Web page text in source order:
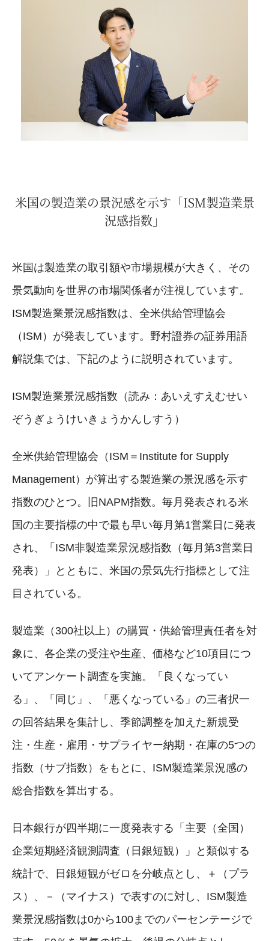
米国の製造業の景況感を示す「ISM製造業景
況感指数」
米国は製造業の取引額や市場規模が大きく、その
景気動向を世界の市場関係者が注視しています。
ISM製造業景況感指数は、全米供給管理協会
（ISM）が発表しています。野村證券の証券用語
解説集では、下記のように説明されています。
ISM製造業景況感指数（読み：あいえすえむせい
ぞうぎょうけいきょうかんしすう）
全米供給管理協会（ISM＝Institute for Supply
Management）が算出する製造業の景況感を示す
指数のひとつ。旧NAPM指数。毎月発表される米
国の主要指標の中で最も早い毎月第1営業日に発表
され、「ISM非製造業景況感指数（毎月第3営業日
発表）」とともに、米国の景気先行指標として注
目されている。
製造業（300社以上）の購買・供給管理責任者を対
象に、各企業の受注や生産、価格など10項目につ
いてアンケート調査を実施。「良くなってい
る」、「同じ」、「悪くなっている」の三者択一
の回答結果を集計し、季節調整を加えた新規受
注・生産・雇用・サプライヤー納期・在庫の5つの
指数（サブ指数）をもとに、ISM製造業景況感の
総合指数を算出する。
日本銀行が四半期に一度発表する「主要（全国）
企業短期経済観測調査（日銀短観）」と類似する
統計で、日銀短観がゼロを分岐点とし、＋（プラ
ス）、－（マイナス）で表すのに対し、ISM製造
業景況感指数は0から100までのパーセンテージで